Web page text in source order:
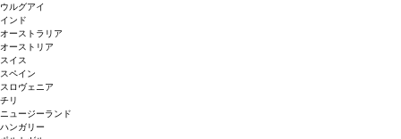
ウルグアイ
インド
オーストラリア
オーストリア
スイス
スペイン
スロヴェニア
チリ
ニュージーランド
ハンガリー